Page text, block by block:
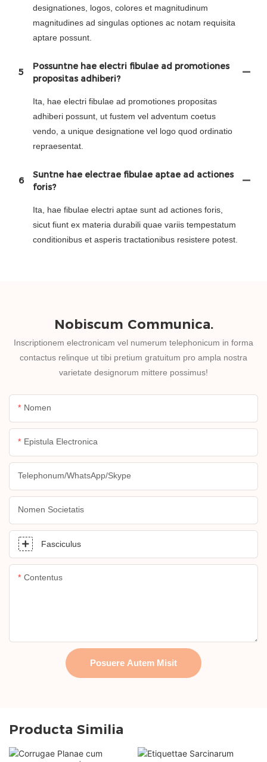
designationes, logos, colores et magnitudinum
magnitudines ad singulas optiones ac notam requisita
aptare possunt.
5
Possuntne hae electri fibulae ad promotiones
propositas adhiberi?
Ita, hae electri fibulae ad promotiones propositas
adhiberi possunt, ut fustem vel adventum coetus
vendo, a unique designatione vel logo quod ordinatio
repraesentat.
6
Suntne hae electrae fibulae aptae ad actiones
foris?
Ita, hae fibulae electri aptae sunt ad actiones foris,
sicut fiunt ex materia durabili quae variis tempestatum
conditionibus et asperis tractationibus resistere potest.
Nobiscum Communica.
Inscriptionem electronicam vel numerum telephonicum in forma
contactus relinque ut tibi pretium gratuitum pro ampla nostra
varietate designorum mittere possimus!
Nomen
Epistula Electronica
Telephonum/WhatsApp/Skype
Nomen Societatis
Fasciculus
Contentus
Posuere Autem Misit
Producta Similia